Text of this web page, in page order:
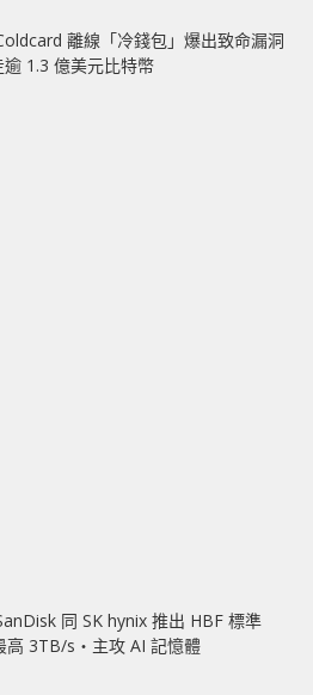
離線「冷錢包」爆出致命漏洞
1.3 億美元比特幣
同 SK hynix 推出 HBF 標準
3TB/s‧主攻 AI 記憶體